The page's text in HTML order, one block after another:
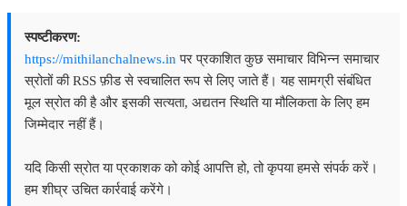
स्पष्टीकरण:
https://mithilanchalnews.in पर प्रकाशित कुछ समाचार विभिन्न समाचार
स्रोतों की RSS फ़ीड से स्वचालित रूप से लिए जाते हैं। यह सामग्री संबंधित
मूल स्रोत की है और इसकी सत्यता, अद्यतन स्थिति या मौलिकता के लिए हम
जिम्मेदार नहीं हैं।
यदि किसी स्रोत या प्रकाशक को कोई आपत्ति हो, तो कृपया हमसे संपर्क करें।
हम शीघ्र उचित कार्रवाई करेंगे।